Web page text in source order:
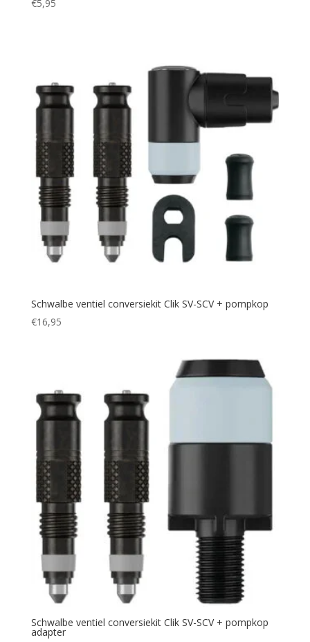
€5,95
Schwalbe ventiel conversiekit Clik SV-SCV + pompkop
€16,95
Schwalbe ventiel conversiekit Clik SV-SCV + pompkop
adapter